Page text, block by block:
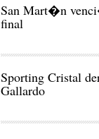
San Mart�n
final
Sporting Cristal
Gallardo